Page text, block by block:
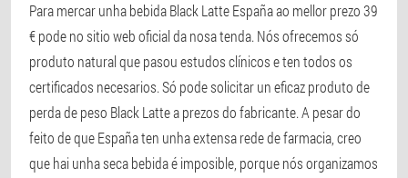
Para mercar unha bebida Black Latte España ao mellor prezo 39
€ pode no sitio web oficial da nosa tenda. Nós ofrecemos só
produto natural que pasou estudos clínicos e ten todos os
certificados necesarios. Só pode solicitar un eficaz produto de
perda de peso Black Latte a prezos do fabricante. A pesar do
feito de que España ten unha extensa rede de farmacia, creo
que hai unha seca bebida é imposible, porque nós organizamos